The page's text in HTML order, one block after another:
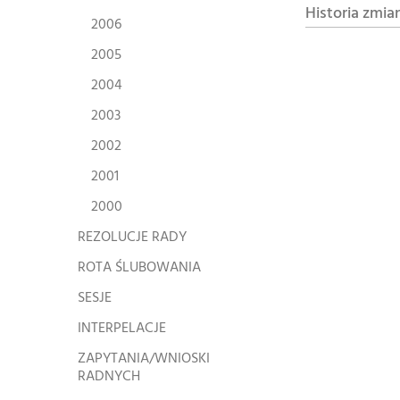
2006
2005
2004
2003
2002
2001
2000
REZOLUCJE RADY
ROTA ŚLUBOWANIA
SESJE
INTERPELACJE
ZAPYTANIA/WNIOSKI
RADNYCH
Historia